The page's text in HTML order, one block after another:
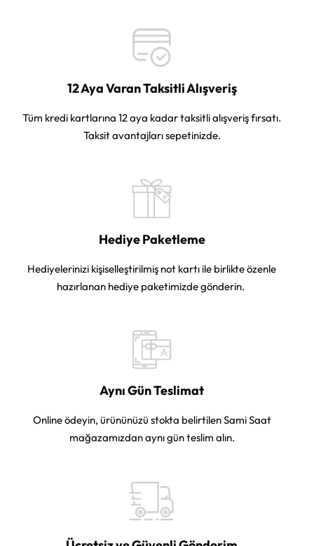
12 Aya Varan Taksitli Alışveriş
Tüm kredi kartlarına 12 aya kadar taksitli alışveriş fırsatı.
Taksit avantajları sepetinizde.
Hediye Paketleme
Hediyelerinizi kişiselleştirilmiş not kartı ile birlikte özenle
hazırlanan hediye paketimizde gönderin.
Aynı Gün Teslimat
Online ödeyin, ürününüzü stokta belirtilen Sami Saat
mağazamızdan aynı gün teslim alın.